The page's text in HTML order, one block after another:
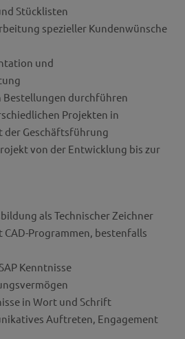
Stücklisten
spezieller Kundenwünsche
und
durchführen
Projekten in
der Geschäftsführung
von der Entwicklung bis zur
als Technischer Zeichner
CAD-Programmen, bestenfalls
Kenntnisse
in Wort und Schrift
Auftreten, Engagement